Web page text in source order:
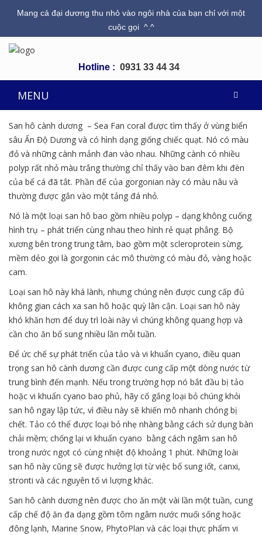
Mang cả đại dương thu nhỏ vào ngôi nhà của bạn chỉ với một
cuộc gọi ^.^
Hotline : 0931 33 44 34
MENU
San hô cành dương – Sea Fan coral được tìm thấy ở vùng biển
sâu Ấn Độ Dương và có hình dạng giống chiếc quạt. Nó có màu
đỏ và những cành mảnh đan vào nhau. Những cành có nhiều
polyp rất nhỏ màu trắng thường chỉ thấy vào ban đêm khi đèn
của bể cá đã tắt. Phần đế của gorgonian này có màu nâu và
thường được gắn vào một tảng đá nhỏ.
Nó là một loại san hô bao gồm nhiều polyp – dạng không cuống
hình trụ – phát triển cùng nhau theo hình rẻ quạt phẳng. Bộ
xương bên trong trung tâm, bao gồm một scleroprotein sừng,
mềm dẻo gọi là gorgonin các mô thường có màu đỏ, vàng hoặc
cam.
Loại san hô này khá lành, nhưng chúng nên được cung cấp đủ
không gian cách xa san hô hoặc quỳ lân cận. Loại san hô này
khó khăn hơn để duy trì loài này vì chúng không quang hợp và
cần cho ăn bổ sung nhiều lần mỗi tuần.
Để ức chế sự phát triển của tảo và vi khuẩn cyano, điều quan
trọng san hô cành dương cần được cung cấp một dòng nước từ
trung bình đến mạnh. Nếu trong trường hợp nó bắt đầu bị tảo
hoặc vi khuẩn cyano bao phủ, hãy cố gắng loại bỏ chúng khỏi
san hô ngay lập tức, vì điều này sẽ khiến mô nhanh chóng bị
chết. Tảo có thể được loại bỏ nhẹ nhàng bằng cách sử dụng bàn
chải mềm; chống lại vi khuẩn cyano bằng cách ngâm san hô
trong nước ngọt có cùng nhiệt độ khoảng 1 phút. Những loài
san hô này cũng sẽ được hưởng lợi từ việc bổ sung iốt, canxi,
stronti và các nguyên tố vi lượng khác.
San hô cành dương nên được cho ăn một vài lần một tuần, cung
cấp chế độ ăn đa dạng gồm tôm ngâm nước muối sống hoặc
đông lạnh, Marine Snow, PhytoPlan và các loại thực phẩm vi